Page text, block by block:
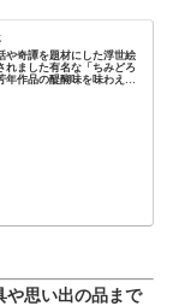
や奇譚を題材にした浮世絵
れました有名な「ちみどろ
年作品の醍醐味を味わえる
や思い出の品まで